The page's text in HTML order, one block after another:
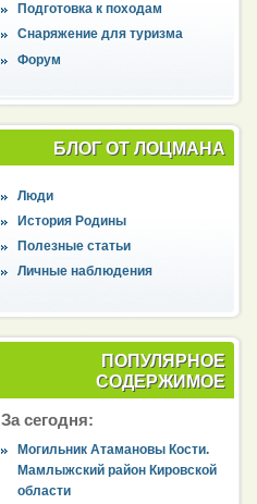
Подготовка к походам
Снаряжение для туризма
Форум
БЛОГ ОТ ЛОЦМАНА
Люди
История Родины
Полезные статьи
Личные наблюдения
ПОПУЛЯРНОЕ
СОДЕРЖИМОЕ
За сегодня:
Могильник Атамановы Кости.
Мамлыжский район Кировской
области